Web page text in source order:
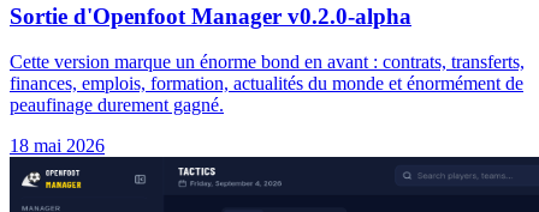
Sortie d'Openfoot Manager v0.2.0-alpha
Cette version marque un énorme bond en avant : contrats, transferts,
finances, emplois, formation, actualités du monde et énormément de
peaufinage durement gagné.
18 mai 2026